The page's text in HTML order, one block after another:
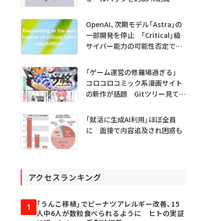
OpenAI、次期モデル「Astra」の
一部開発を停止 「Critical」級
サイバー能力の可能性否定でき
「ゲーム運営の修羅場過ぎる」
コロコロコミック系漫画サイト
の新作が話題 Gitツリー見てガ
「就活に生成AI利用」ほぼ全員
に 面接で内容追及され困惑も
アクセスランキング
1
「うんこ移植」でピーナツアレルギー改善、15
人中6人が数粒食べられるように ヒトの実証